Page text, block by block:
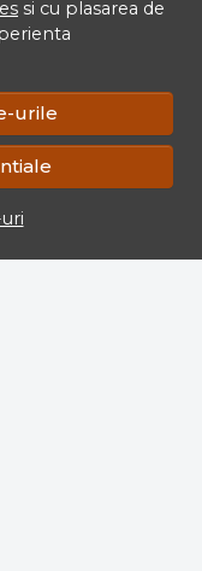
si cu plasarea de
urile